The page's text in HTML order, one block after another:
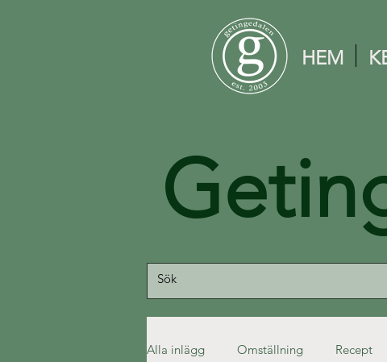
HEM
Alla inlägg Omställning Recept